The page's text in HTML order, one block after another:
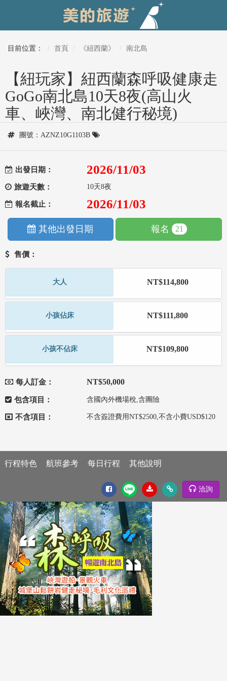
目前位置： 首頁 《紐西蘭》 南北島
【紐玩家】紐西蘭森呼吸健康走
GoGo南北島10天8夜(高山火
車、峽灣、南北健行秘境)
團號：AZNZ10G1103B
出發日期： 2026/11/03
旅遊天數： 10天8夜
報名截止： 2026/11/03
其他出發日期 報名 21
售價：
大人 NT$114,800
小孩佔床 NT$111,800
小孩不佔床 NT$109,800
每人訂金： NT$50,000
包含項目： 含國內外機場稅,含團險
不含項目： 不含簽證費用NT$2500,不含小費USD$120
行程特色 航班參考 每日行程 其他說明
洽詢